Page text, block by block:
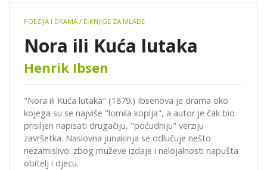
details
POEZIJA I DRAMA / E-KNJIGE ZA MLADE
Nora ili Kuća lutaka
Henrik Ibsen
"Nora ili Kuća lutaka" (1879.) Ibsenova je drama oko
kojega su se najviše "lomila koplja", a autor je čak bio
prisiljen napisati drugačiju, "poćudniju" verziju
završetka. Naslovna junakinja se odlučuje nešto
nezamislivo: zbog muževe izdaje i nelojalnosti napušta
obitelj i djecu.